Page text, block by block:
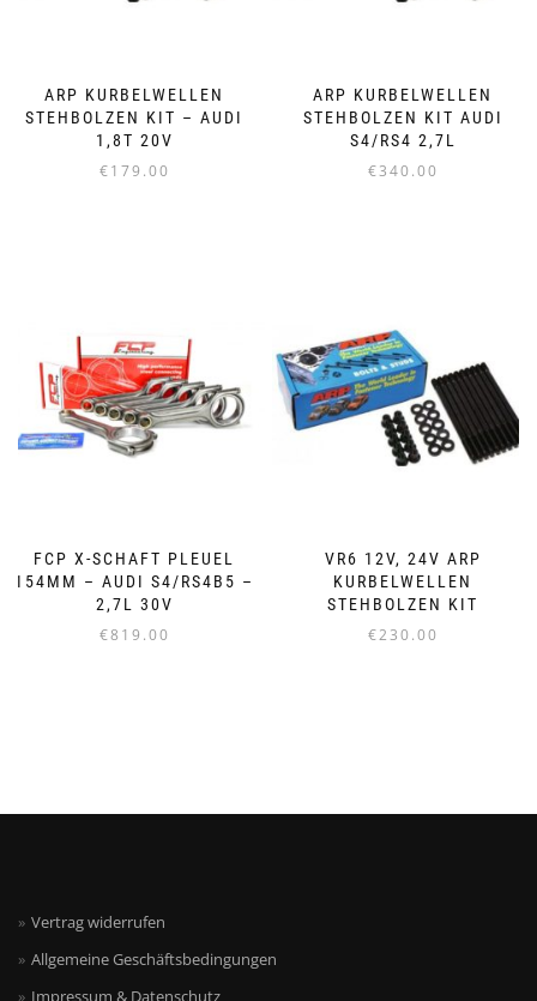
ARP KURBELWELLEN
STEHBOLZEN KIT – AUDI
1,8T 20V
€179.00
ARP KURBELWELLEN
STEHBOLZEN KIT AUDI
S4/RS4 2,7L
€340.00
FCP X-SCHAFT PLEUEL
154MM – AUDI S4/RS4B5 –
2,7L 30V
€819.00
VR6 12V, 24V ARP
KURBELWELLEN
STEHBOLZEN KIT
€230.00
Vertrag widerrufen
Allgemeine Geschäftsbedingungen
Impressum & Datenschutz